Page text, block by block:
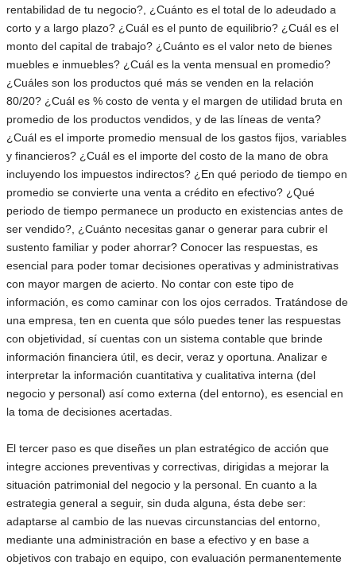
rentabilidad de tu negocio?, ¿Cuánto es el total de lo adeudado a
corto y a largo plazo? ¿Cuál es el punto de equilibrio? ¿Cuál es el
monto del capital de trabajo? ¿Cuánto es el valor neto de bienes
muebles e inmuebles? ¿Cuál es la venta mensual en promedio?
¿Cuáles son los productos qué más se venden en la relación
80/20? ¿Cuál es % costo de venta y el margen de utilidad bruta en
promedio de los productos vendidos, y de las líneas de venta?
¿Cuál es el importe promedio mensual de los gastos fijos, variables
y financieros? ¿Cuál es el importe del costo de la mano de obra
incluyendo los impuestos indirectos? ¿En qué periodo de tiempo en
promedio se convierte una venta a crédito en efectivo? ¿Qué
periodo de tiempo permanece un producto en existencias antes de
ser vendido?, ¿Cuánto necesitas ganar o generar para cubrir el
sustento familiar y poder ahorrar? Conocer las respuestas, es
esencial para poder tomar decisiones operativas y administrativas
con mayor margen de acierto. No contar con este tipo de
información, es como caminar con los ojos cerrados. Tratándose de
una empresa, ten en cuenta que sólo puedes tener las respuestas
con objetividad, sí cuentas con un sistema contable que brinde
información financiera útil, es decir, veraz y oportuna. Analizar e
interpretar la información cuantitativa y cualitativa interna (del
negocio y personal) así como externa (del entorno), es esencial en
la toma de decisiones acertadas.
El tercer paso es que diseñes un plan estratégico de acción que
integre acciones preventivas y correctivas, dirigidas a mejorar la
situación patrimonial del negocio y la personal. En cuanto a la
estrategia general a seguir, sin duda alguna, ésta debe ser:
adaptarse al cambio de las nuevas circunstancias del entorno,
mediante una administración en base a efectivo y en base a
objetivos con trabajo en equipo, con evaluación permanentemente